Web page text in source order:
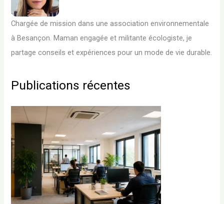
Chargée de mission dans une association environnementale
à Besançon. Maman engagée et militante écologiste, je
partage conseils et expériences pour un mode de vie durable.
Publications récentes